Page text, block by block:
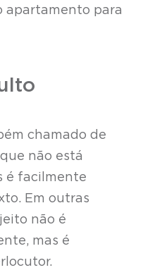
apartamento para
chamado de
não está
é facilmente
Em outras
não é
mas é